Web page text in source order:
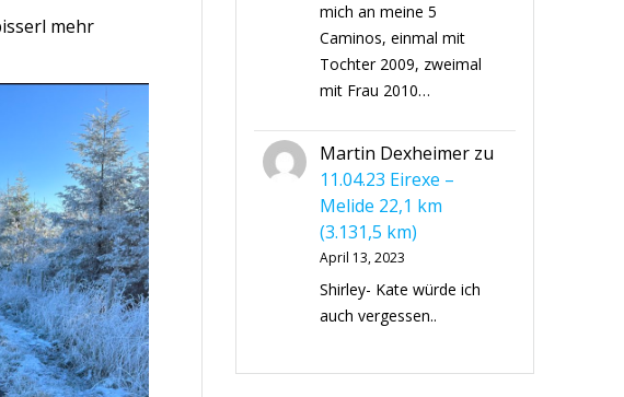
mehr
mich an meine 5
Caminos, einmal mit
Tochter 2009, zweimal
mit Frau 2010…
Martin Dexheimer zu
11.04.23 Eirexe –
Melide 22,1 km
(3.131,5 km)
April 13, 2023
Shirley- Kate würde ich
auch vergessen..